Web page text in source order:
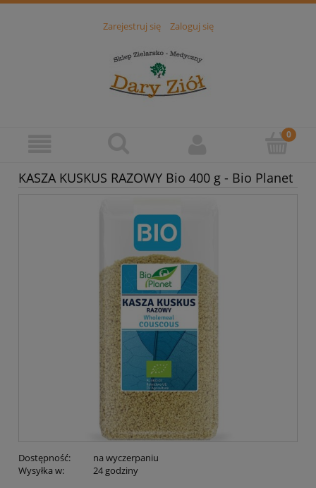
Zarejestruj się Zaloguj się
KASZA KUSKUS RAZOWY Bio 400 g - Bio Planet
Dostępność:
na wyczerpaniu
Wysyłka w:
24 godziny